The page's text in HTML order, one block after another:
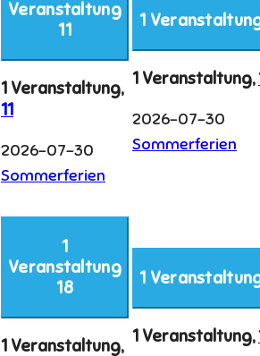
Veranstaltung
11
1 Veranstaltung,
11
2026-07-30
Sommerferien
1
1 Veranstaltung,
2026-07-30
Sommerferien
1
Veranstaltung
18
1 Veranstaltung,
1
1 Veranstaltung,